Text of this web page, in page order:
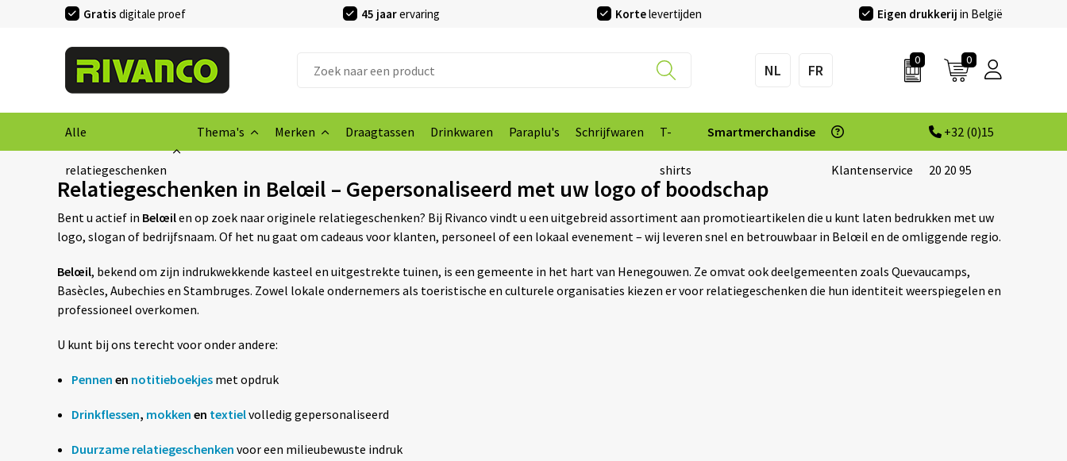
Gratis digitale proef 45 jaarervaring Kortelevertijden Eigen drukkerij in België
NL FR
0 0
Alle
relatiegeschenken
Thema's Merken Draagtassen Drinkwaren Paraplu's Schrijfwaren T-
shirts
Smartmerchandise
Klantenservice
+32 (0)15
20 20 95
Relatiegeschenken in Belœil – Gepersonaliseerd met uw logo of boodschap
Bent u actief in Belœilen op zoek naar originele relatiegeschenken? Bij Rivanco vindt u een uitgebreid assortiment aan promotieartikelen die u kunt laten bedrukken met uw
logo, slogan of bedrijfsnaam. Of het nu gaat om cadeaus voor klanten, personeel of een lokaal evenement – wij leveren snel en betrouwbaar in Belœil en de omliggende regio.
Belœil, bekend om zijn indrukwekkende kasteel en uitgestrekte tuinen, is een gemeente in het hart van Henegouwen. Ze omvat ook deelgemeenten zoals Quevaucamps,
Basècles, Aubechies en Stambruges. Zowel lokale ondernemers als toeristische en culturele organisaties kiezen er voor relatiegeschenken die hun identiteit weerspiegelen en
professioneel overkomen.
U kunt bij ons terecht voor onder andere:
Pennen en notitieboekjesmet opdruk
Drinkflessen, mokken en textielvolledig gepersonaliseerd
Duurzame relatiegeschenken voor een milieubewuste indruk